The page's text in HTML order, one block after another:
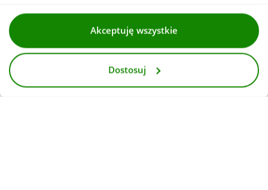
Akceptuję wszystkie
Dostosuj
Regulaminy
Dla mediów